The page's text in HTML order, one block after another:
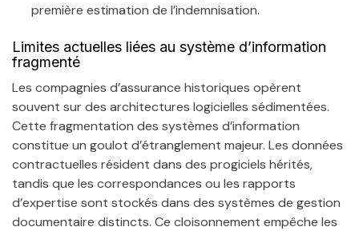
première estimation de l’indemnisation.
Limites actuelles liées au système d’information
fragmenté
Les compagnies d’assurance historiques opèrent
souvent sur des architectures logicielles sédimentées.
Cette fragmentation des systèmes d’information
constitue un goulot d’étranglement majeur. Les données
contractuelles résident dans des progiciels hérités,
tandis que les correspondances ou les rapports
d’expertise sont stockés dans des systèmes de gestion
documentaire distincts. Ce cloisonnement empêche les